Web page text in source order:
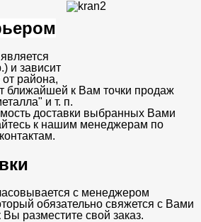
и зависит
района,
ближайшей к Вам точки продаж
и т. п.
доставки выбранных Вами
к нашим менеджерам по
с менеджером
обязательно свяжется с Вами
Вы разместите свой заказ.